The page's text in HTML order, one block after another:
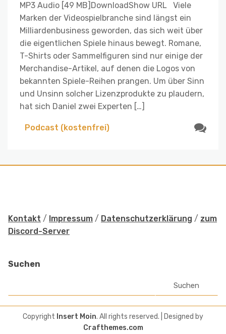
MP3 Audio [49 MB]DownloadShow URL Viele
Marken der Videospielbranche sind längst ein
Milliardenbusiness geworden, das sich weit über
die eigentlichen Spiele hinaus bewegt. Romane,
T-Shirts oder Sammelfiguren sind nur einige der
Merchandise-Artikel, auf denen die Logos von
bekannten Spiele-Reihen prangen. Um über Sinn
und Unsinn solcher Lizenzprodukte zu plaudern,
hat sich Daniel zwei Experten […]
Podcast (kostenfrei)
Kontakt / Impressum / Datenschutzerklärung / zum
Discord-Server
Suchen
Suchen
Copyright Insert Moin. All rights reserved.
| Designed by
Crafthemes.com